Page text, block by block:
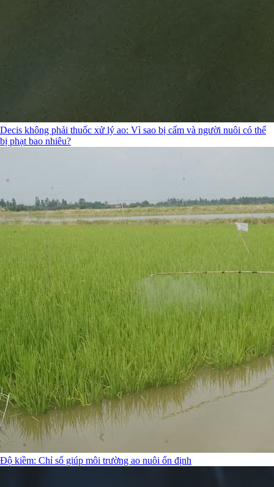
Decis không phải thuốc xử lý ao: Vì sao bị cấm và người nuôi có thể
bị phạt bao nhiêu?
Độ kiềm: Chỉ số giúp môi trường ao nuôi ổn định